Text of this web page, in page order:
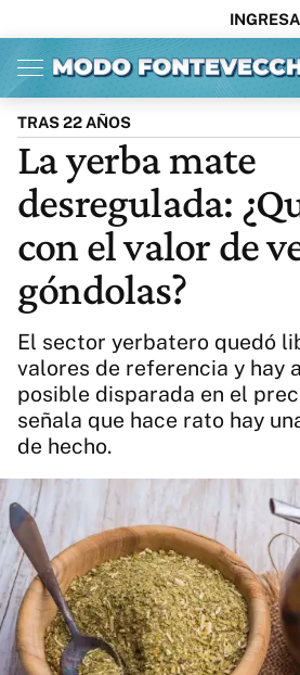
Inicio Ahora
Política
Ciencia
Cultura
Arte
Internacional
Clima
CARAS
Exitoina
Videos
Córdoba
Business
Noticias
Exitoina
Diario del Juicio
Actualidad
TRAS 22 AÑOS
La yerba mate
desregulada:
con el valor de
góndolas?
El sector yerbatero quedó
valores de referencia y hay
posible disparada en el
señala que hace rato hay
de hecho.